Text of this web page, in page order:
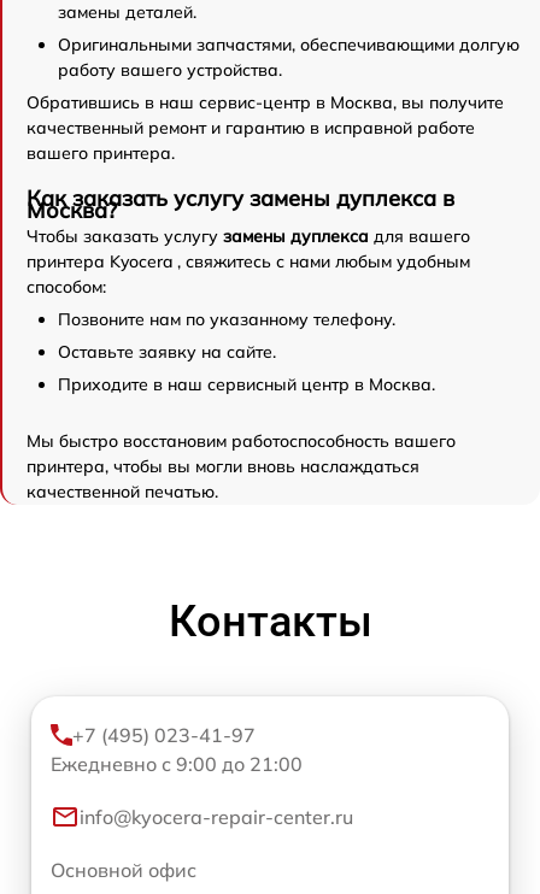
замены деталей.
Оригинальными запчастями, обеспечивающими долгую
работу вашего устройства.
Обратившись в наш сервис-центр в Москва, вы получите
качественный ремонт и гарантию в исправной работе
вашего принтера.
Как заказать услугу замены дуплекса в
Москва?
Чтобы заказать услугу замены дуплекса для вашего
принтера Kyocera , свяжитесь с нами любым удобным
способом:
Позвоните нам по указанному телефону.
Оставьте заявку на сайте.
Приходите в наш сервисный центр в Москва.
Мы быстро восстановим работоспособность вашего
принтера, чтобы вы могли вновь наслаждаться
качественной печатью.
Контакты
+7 (495) 023-41-97
Ежедневно с 9:00 до 21:00
info@kyocera-repair-center.ru
Основной офис